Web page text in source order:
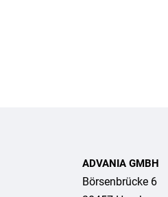
ADVANIA GMBH
Börsenbrücke 6